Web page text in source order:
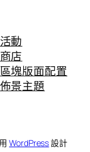
活動
商店
區塊版面配置
佈景主題
WordPress設計